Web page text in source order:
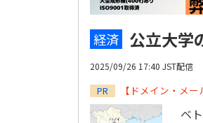
経済 公立大学
2025/09/26 17:40 JST配信
PR 【ドメイン・メ
ベ